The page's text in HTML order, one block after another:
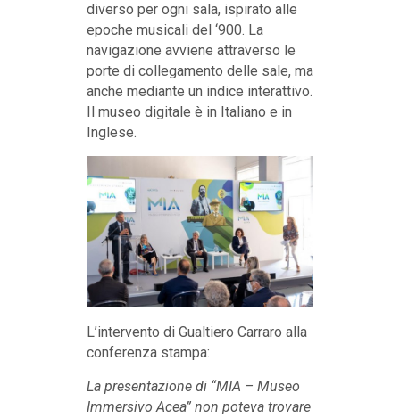
diverso per ogni sala, ispirato alle
epoche musicali del ‘900. La
navigazione avviene attraverso le
porte di collegamento delle sale, ma
anche mediante un indice interattivo.
Il museo digitale è in Italiano e in
Inglese.
L’intervento di Gualtiero Carraro alla
conferenza stampa:
La presentazione di “MIA – Museo
Immersivo Acea” non poteva trovare